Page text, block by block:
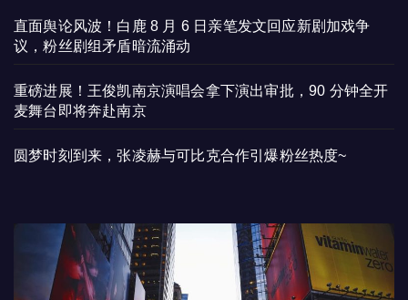
直面舆论风波！白鹿 8 月 6 日亲笔发文回应新剧加戏争
议，粉丝剧组矛盾暗流涌动
重磅进展！王俊凯南京演唱会拿下演出审批，90 分钟全开
麦舞台即将奔赴南京
圆梦时刻到来，张凌赫与可比克合作引爆粉丝热度~